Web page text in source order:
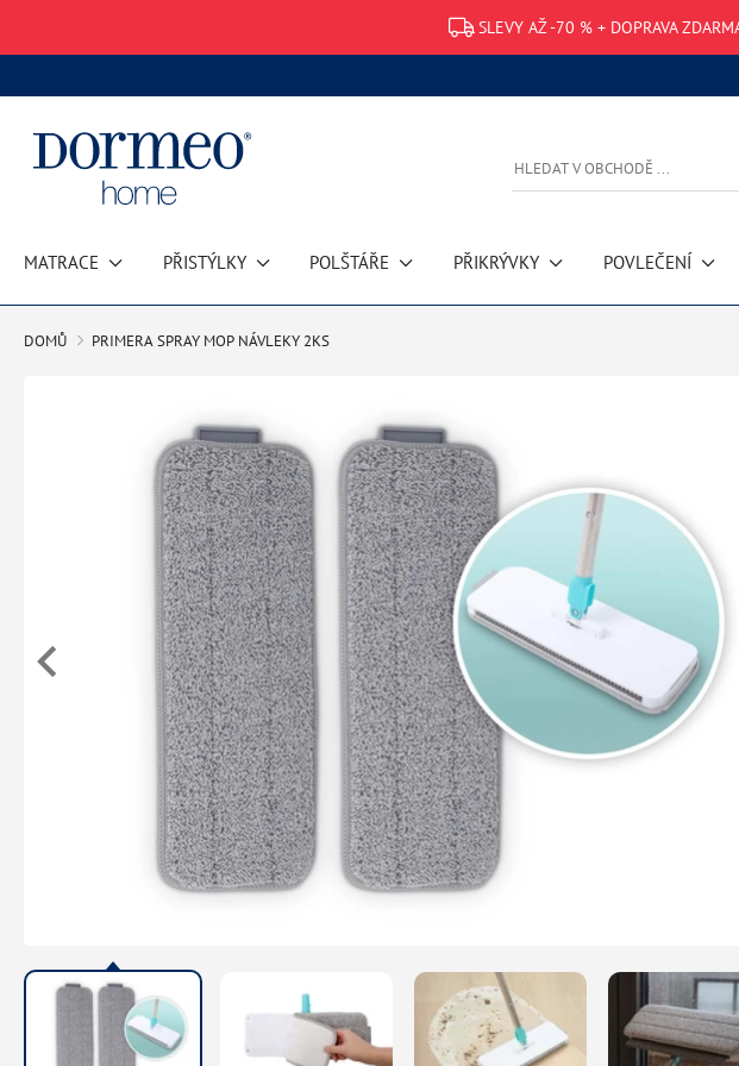
SLEVY AŽ -70 % + DOPRAVA
MATRACE PŘISTÝLKY POLŠTÁŘE PŘIKRÝVKY POVLEČENÍ
DOMŮ PRIMERA SPRAY MOP NÁVLEKY 2KS